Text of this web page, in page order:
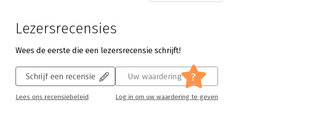
Lezersrecensies
Wees de eerste die een lezersrecensie schrijft!
Schrijf een recensie
Lees ons recensiebeleid
Uw waardering ?
Log in om uw waardering te geven